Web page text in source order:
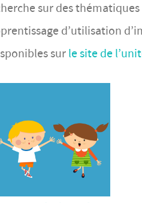
sur des
d’utilisation
surle site de